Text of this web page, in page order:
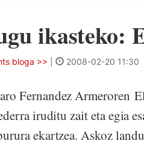
ikasteko:
bloga >> 2008-02-20 11:30
Fernandez Armeroren
iruditu zait eta egia
ekartzea. Askoz